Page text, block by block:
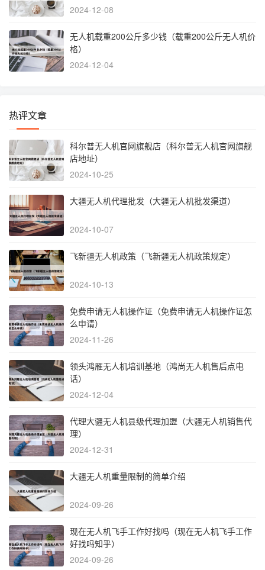
2024-12-08
无人机载重200公斤多少钱（载重200公斤无人机价
格）
2024-12-04
热评文章
科尔普无人机官网旗舰店（科尔普无人机官网旗舰
店地址）
2024-10-25
大疆无人机代理批发（大疆无人机批发渠道）
2024-10-07
飞新疆无人机政策（飞新疆无人机政策规定）
2024-10-13
免费申请无人机操作证（免费申请无人机操作证怎
么申请）
2024-11-26
领头鸿雁无人机培训基地（鸿尚无人机售后点电
话）
2024-12-04
代理大疆无人机县级代理加盟（大疆无人机销售代
理）
2024-12-31
大疆无人机重量限制的简单介绍
2024-09-26
现在无人机飞手工作好找吗（现在无人机飞手工作
好找吗知乎）
2024-09-26